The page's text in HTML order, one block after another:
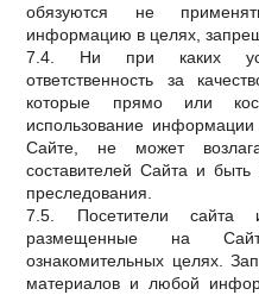
обязуются не
информацию в целях,
7.4. Ни при каких
ответственность за
которые прямо или
использование
Сайте, не может
составителей Сайта и
преследования.
7.5. Посетители сайта
размещенные на
ознакомительных целях.
материалов и любой